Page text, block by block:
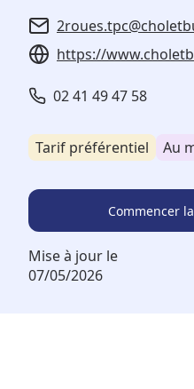
https://
02 41 49 47 58
Tarif préférentiel Au
Commencer
Mise à jour le
07/05/2026